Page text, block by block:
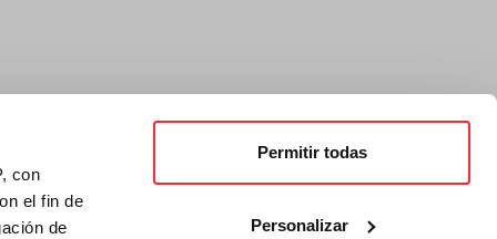
con
el fin de
de
Permitir todas
Personalizar